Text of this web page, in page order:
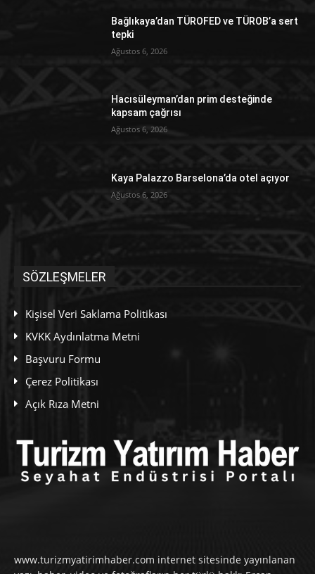
Bağlıkaya’dan TÜROFED ve TÜROB’a sert
tepki
Ağustos 6, 2026
Hacısüleyman’dan prim desteğinde
kapsam çağrısı
Ağustos 6, 2026
Kaya Palazzo Barselona’da otel açıyor
Ağustos 6, 2026
SÖZLEŞMELER
Kişisel Veri Saklama Politikası
KVKK Aydınlatma Metni
Başvuru Formu
Çerez Politikası
Açık Rıza Metni
www.turizmyatirimhaber.com internet sitesinde yayınlanan